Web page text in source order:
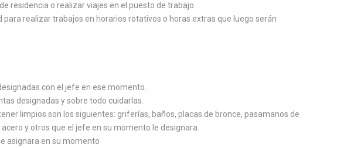
residencia o realizar viajes en el puesto de trabajo.
para realizar trabajos en horarios rotativos o horas extras que luego serán
con el jefe en ese momento.
designadas y sobre todo cuidarlas.
limpios son los siguientes: griferías, baños, placas de bronce, pasamanos de
y otros que el jefe en su momento le designara.
asignara en su momento